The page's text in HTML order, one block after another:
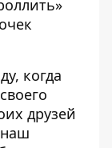
когда
друзей